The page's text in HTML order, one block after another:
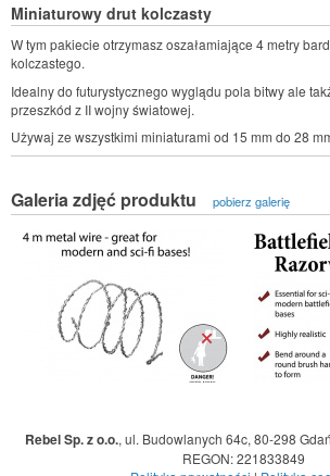
Miniaturowy drut kolczasty
W tym pakiecie otrzymasz oszałamiające 4 metry
kolczastego.
Idealny do futurystycznego wyglądu pola bitwy ale
przeszkód z II wojny światowej.
Używaj ze wszystkimi miniaturami od 15 mm do 28
Galeria zdjęć produktu pobierz galerię
Rebel Sp. z o.o., ul. Budowlanych 64c, 80-298
REGON: 221833849